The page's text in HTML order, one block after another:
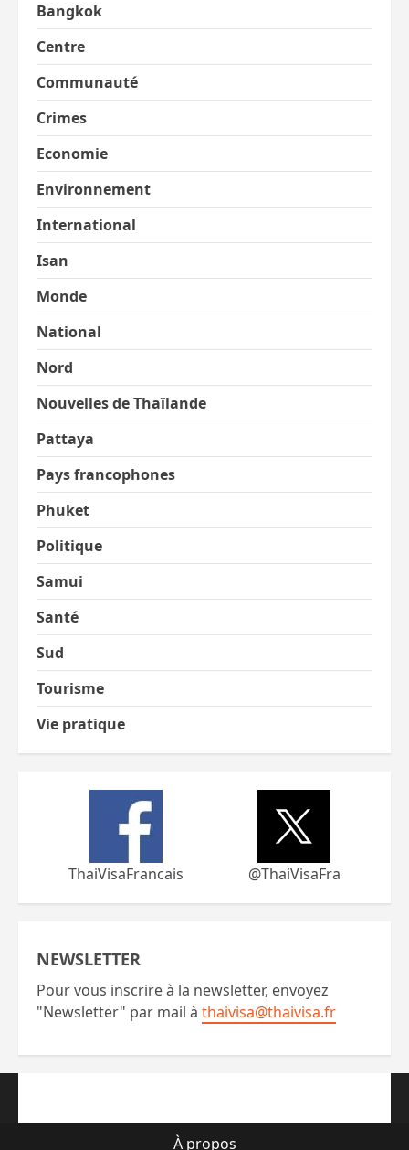
Bangkok
Centre
Communauté
Crimes
Economie
Environnement
International
Isan
Monde
National
Nord
Nouvelles de Thaïlande
Pattaya
Pays francophones
Phuket
Politique
Samui
Santé
Sud
Tourisme
Vie pratique
ThaiVisaFrancais @ThaiVisaFra
NEWSLETTER
Pour vous inscrire à la newsletter, envoyez
"Newsletter" par mail à thaivisa@thaivisa.fr
À propos